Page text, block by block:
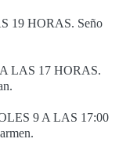
19 HORAS. Seño
LAS 17 HORAS.
9 A LAS 17:00